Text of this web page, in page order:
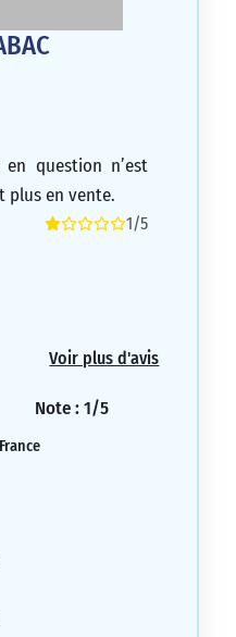
question n’est
plus en vente.
1/5
Voir plus d'avis
Note : 1/5